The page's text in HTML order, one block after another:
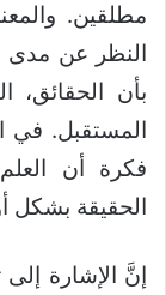
مطلقين.
النظر عن مدى
بأن
المستقبل. في
فكرة أن
الحقيقة بشكل
إنَّ الإشارة